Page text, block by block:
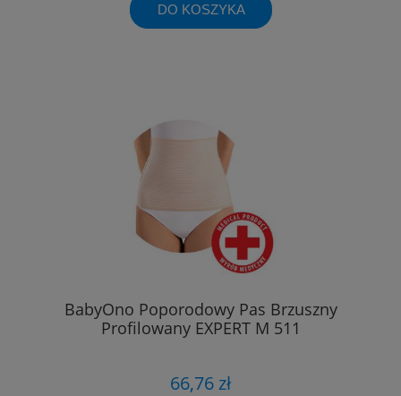
DO KOSZYKA
BabyOno Poporodowy Pas Brzuszny
Profilowany EXPERT M 511
66,76 zł